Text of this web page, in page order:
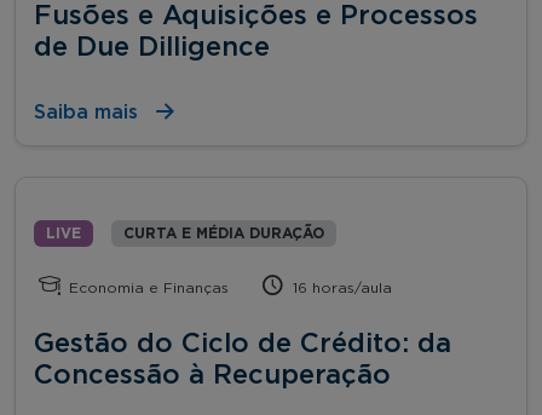
Fusões e Aquisições e Processos
de Due Dilligence
Saiba mais
LIVE CURTA E MÉDIA DURAÇÃO
Economia e Finanças 16 horas/aula
Gestão do Ciclo de Crédito: da
Concessão à Recuperação